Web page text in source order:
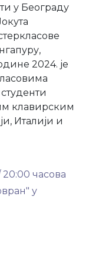
у Београду
2024. је
клавирским
Италији и
20:00 часова
у